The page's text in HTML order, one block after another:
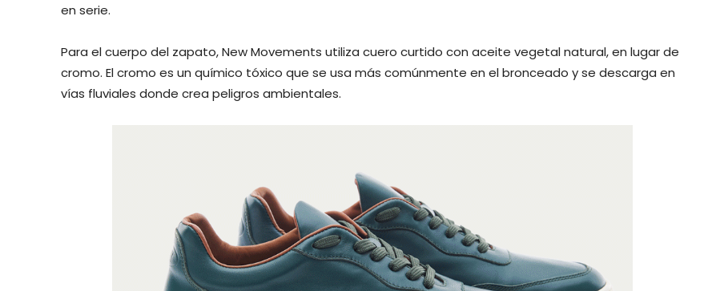
en serie.
Para el cuerpo del zapato, New Movements utiliza cuero curtido con aceite vegetal natural, en lugar de
cromo. El cromo es un químico tóxico que se usa más comúnmente en el bronceado y se descarga en
vías fluviales donde crea peligros ambientales.